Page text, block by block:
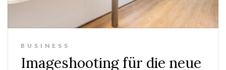
BUSINESS
Imageshooting für die neue